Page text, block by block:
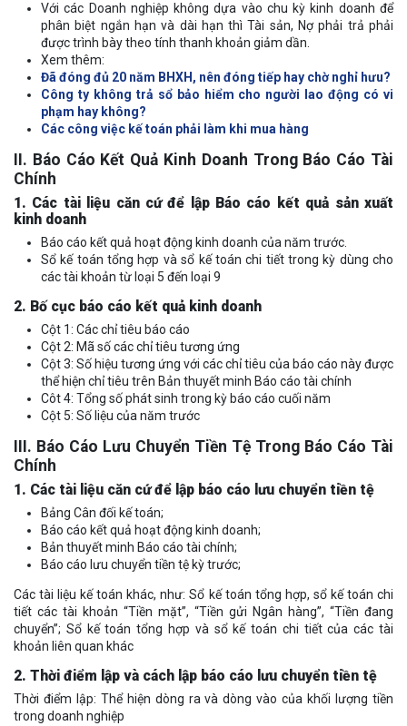
Với các Doanh nghiệp không dựa vào chu kỳ kinh doanh để
phân biệt ngắn hạn và dài hạn thì Tài sản, Nợ phải trả phải
được trình bày theo tính thanh khoản giảm dần.
Xem thêm:
Đã đóng đủ 20 năm BHXH, nên đóng tiếp hay chờ nghỉ hưu?
Công ty không trả sổ bảo hiểm cho người lao động có vi
phạm hay không?
Các công việc kế toán phải làm khi mua hàng
II. Báo Cáo Kết Quả Kinh Doanh Trong Báo Cáo Tài
Chính
1. Các tài liệu căn cứ để lập Báo cáo kết quả sản xuất
kinh doanh
Báo cáo kết quả hoạt động kinh doanh của năm trước.
Sổ kế toán tổng hợp và sổ kế toán chi tiết trong kỳ dùng cho
các tài khoản từ loại 5 đến loại 9
2. Bố cục báo cáo kết quả kinh doanh
Cột 1: Các chỉ tiêu báo cáo
Cột 2: Mã số các chỉ tiêu tương ứng
Cột 3: Số hiệu tương ứng với các chỉ tiêu của báo cáo này được
thể hiện chỉ tiêu trên Bản thuyết minh Báo cáo tài chính
Côt 4: Tổng số phát sinh trong kỳ báo cáo cuối năm
Cột 5: Số liệu của năm trước
III. Báo Cáo Lưu Chuyển Tiền Tệ Trong Báo Cáo Tài
Chính
1. Các tài liệu căn cứ để lập báo cáo lưu chuyển tiền tệ
Bảng Cân đối kế toán;
Báo cáo kết quả hoạt động kinh doanh;
Bản thuyết minh Báo cáo tài chính;
Báo cáo lưu chuyển tiền tệ kỳ trước;
Các tài liệu kế toán khác, như: Sổ kế toán tổng hợp, sổ kế toán chi
tiết các tài khoản “Tiền mặt”, “Tiền gửi Ngân hàng”, “Tiền đang
chuyển”; Sổ kế toán tổng hợp và sổ kế toán chi tiết của các tài
khoản liên quan khác
2. Thời điểm lập và cách lập báo cáo lưu chuyển tiền tệ
Thời điểm lập: Thể hiện dòng ra và dòng vào của khối lượng tiền
trong doanh nghiệp